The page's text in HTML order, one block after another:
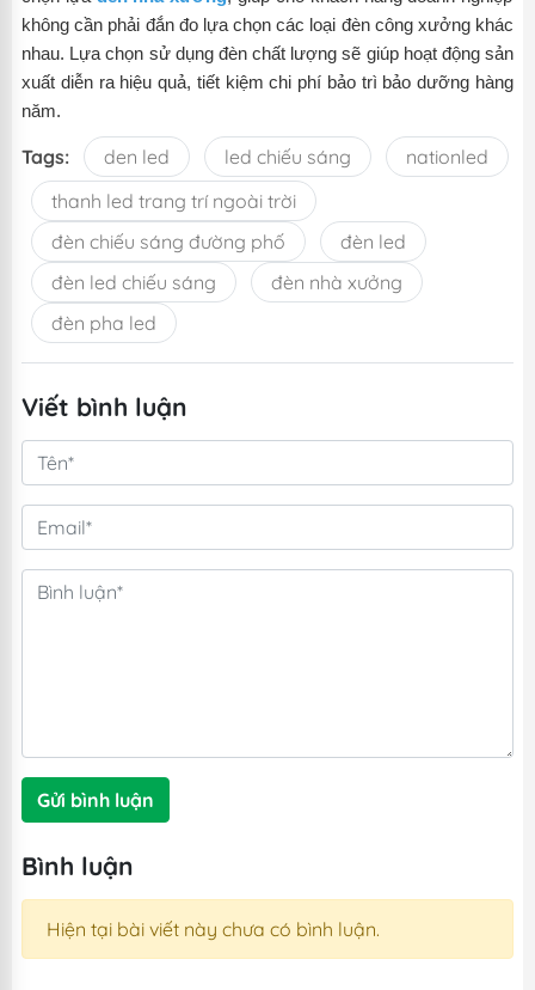
không cần phải đắn đo lựa chọn các loại đèn công xưởng khác
nhau. Lựa chọn sửdụng đènchất lượng sẽ giúp hoạtđộng sản
xuất diễn ra hiệu quả, tiết kiệm chi phí bảo trì bảo dưỡng hàng
năm.
Tags: den led led chiếu sáng
nationled
thanh led trang trí ngoài trời
đèn chiếu sáng đường phố
đèn led
đèn led chiếu sáng
đèn nhà xưởng
đèn pha led
Viết bình luận
Gửi bình luận
Bình luận
Hiện tại bài viết này chưa có bình luận.